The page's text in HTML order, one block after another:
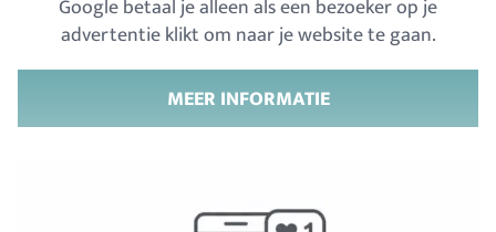
Google betaal je alleen als een bezoeker op je
advertentie klikt om naar je website te gaan.
MEER INFORMATIE